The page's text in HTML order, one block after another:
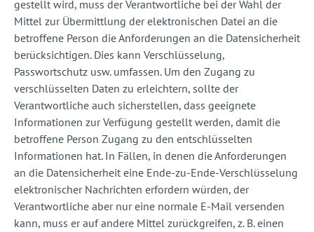
gestellt wird, muss der Verantwortliche bei der Wahl der
Mittel zur Übermittlung der elektronischen Datei an die
betroffene Person die Anforderungen an die Datensicherheit
berücksichtigen. Dies kann Verschlüsselung,
Passwortschutz usw. umfassen. Um den Zugang zu
verschlüsselten Daten zu erleichtern, sollte der
Verantwortliche auch sicherstellen, dass geeignete
Informationen zur Verfügung gestellt werden, damit die
betroffene Person Zugang zu den entschlüsselten
Informationen hat. In Fällen, in denen die Anforderungen
an die Datensicherheit eine Ende-zu-Ende-Verschlüsselung
elektronischer Nachrichten erfordern würden, der
Verantwortliche aber nur eine normale E-Mail versenden
kann, muss er auf andere Mittel zurückgreifen, z. B. einen